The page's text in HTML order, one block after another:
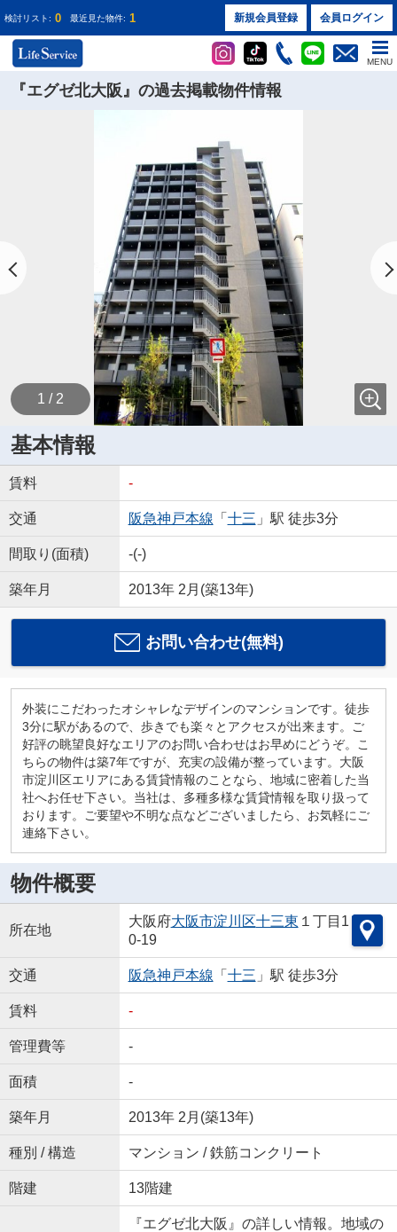
検討リスト: 0 最近見た物件: 1 新規会員登録 会員ログイン
MENU
『エグゼ北大阪』の過去掲載物件情報
1 / 2
基本情報
賃料 -
交通 阪急神戸本線 「 十三 」駅 徒歩3分
間取り(面積) -(-)
築年月 2013年 2月(築13年)
お問い合わせ(無料)
外装にこだわったオシャレなデザインのマンションです。徒歩
3分に駅があるので、歩きでも楽々とアクセスが出来ます。ご
好評の眺望良好なエリアのお問い合わせはお早めにどうぞ。こ
ちらの物件は築7年ですが、充実の設備が整っています。大阪
市淀川区エリアにある賃貸情報のことなら、地域に密着した当
社へお任せ下さい。当社は、多種多様な賃貸情報を取り扱って
おります。ご要望や不明な点などございましたら、お気軽にご
連絡下さい。
物件概要
所在地
大阪府大阪市淀川区十三東 １丁目1
0-19
交通 阪急神戸本線 「 十三 」駅 徒歩3分
賃料 -
管理費等 -
面積 -
築年月 2013年 2月(築13年)
種別 / 構造 マンション / 鉄筋コンクリート
階建 13階建
『エグゼ北大阪』の詳しい情報。地域の